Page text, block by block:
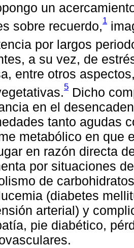
un
sobre recuerdo,1
por largos
a su vez, de
entre otros
5 Dicho
en el
tanto agudas
metabólico en que
en razón directa
por situaciones
de
(diabetes
arterial) y
pie diabético,